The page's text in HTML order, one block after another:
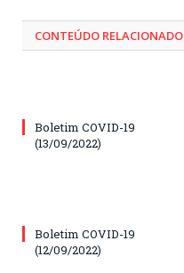
CONTEÚDO RELACIONADO
Boletim COVID-19
(13/09/2022)
Boletim COVID-19
(12/09/2022)